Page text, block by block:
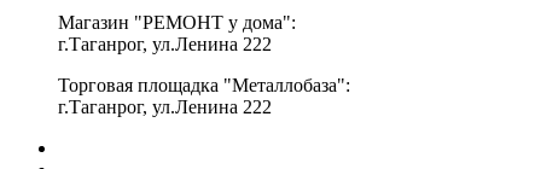
Магазин "РЕМОНТ у дома":
г.Таганрог, ул.Ленина 222
Торговая площадка "Металлобаза":
г.Таганрог, ул.Ленина 222